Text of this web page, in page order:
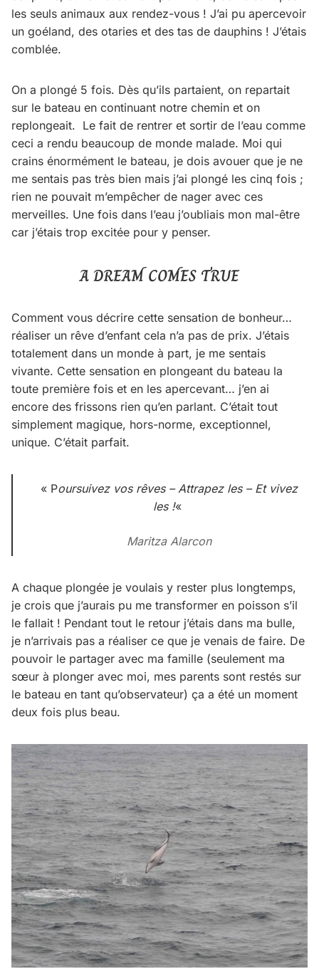
les seuls animaux aux rendez-vous ! J’ai pu apercevoir
un goéland, des otaries et des tas de dauphins ! J’étais
comblée.
On a plongé 5 fois. Dès qu’ils partaient, on repartait
sur le bateau en continuant notre chemin et on
replongeait. Le fait de rentrer et sortir de l’eau comme
ceci a rendu beaucoup de monde malade. Moi qui
crains énormément le bateau, je dois avouer que je ne
me sentais pas très bien mais j’ai plongé les cinq fois ;
rien ne pouvait m’empêcher de nager avec ces
merveilles. Une fois dans l’eau j’oubliais mon mal-être
car j’étais trop excitée pour y penser.
A DREAM COMES TRUE
Comment vous décrire cette sensation de bonheur…
réaliser un rêve d’enfant cela n’a pas de prix. J’étais
totalement dans un monde à part, je me sentais
vivante. Cette sensation en plongeant du bateau la
toute première fois et en les apercevant… j’en ai
encore des frissons rien qu’en parlant. C’était tout
simplement magique, hors-norme, exceptionnel,
unique. C’était parfait.
« Poursuivez vos rêves – Attrapez les – Et vivez
les !«
Maritza Alarcon
A chaque plongée je voulais y rester plus longtemps,
je crois que j’aurais pu me transformer en poisson s’il
le fallait ! Pendant tout le retour j’étais dans ma bulle,
je n’arrivais pas a réaliser ce que je venais de faire. De
pouvoir le partager avec ma famille (seulement ma
sœur à plonger avec moi, mes parents sont restés sur
le bateau en tant qu’observateur) ça a été un moment
deux fois plus beau.